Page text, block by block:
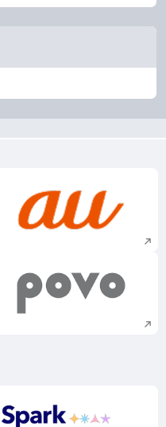
新規ウィンドウで
新規ウィンドウで